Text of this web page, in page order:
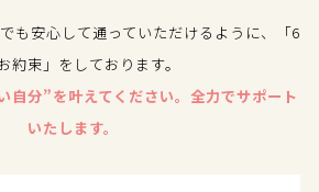
も安心して通っていただけるように、「6
約束」をしております。
自分”を叶えてください。全力でサポート
いたします。